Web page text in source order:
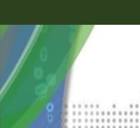
區
塊